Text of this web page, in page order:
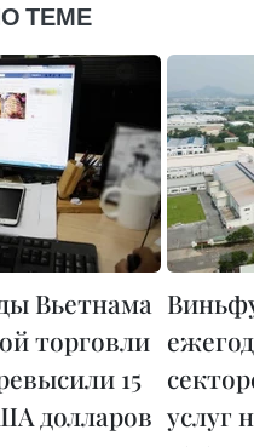
ТЕМЕ
Вьетнама
торговли
15
долларов услуг